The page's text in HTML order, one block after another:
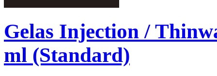
Gelas Injection /
ml (Standard)